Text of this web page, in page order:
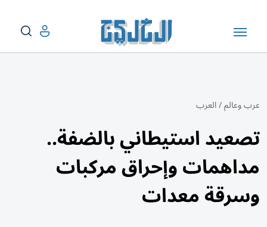
عرب وعالم/العرب
تصعيد استيطاني بالضفة..
مداهمات وإحراق مركبات
وسرقة معدات